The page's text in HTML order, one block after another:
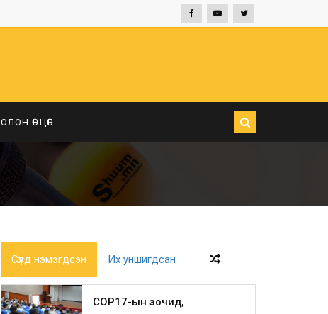
ОЛОН ӨНЦӨГ
Сүүлд нэмэгдсэн Их уншигдсан
COP17-ын зочид,